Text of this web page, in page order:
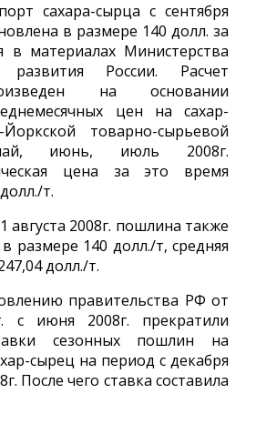
сахара-сырца с сентября
в размере 140 долл. за
в материалах Министерства
развития России. Расчет
на основании
цен на сахар-
товарно-сырьевой
июнь, июль 2008г.
цена за это время
т.
августа 2008г. пошлина также
размере 140 долл./т, средняя
долл./т.
правительства РФ от
с июня 2008г. прекратили
сезонных пошлин на
сырец на период с декабря
После чего ставка составила